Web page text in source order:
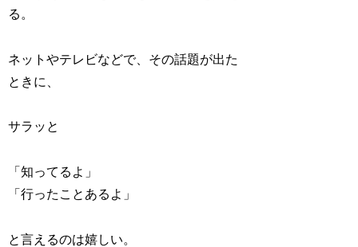
る。
ネットやテレビなどで、その話題が出た
ときに、
サラッと
「知ってるよ」
「行ったことあるよ」
と言えるのは嬉しい。